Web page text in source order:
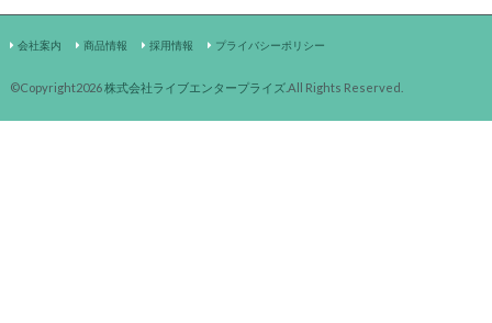
会社案内 商品情報 採用情報 プライバシーポリシー
©Copyright2026株式会社ライブエンタープライズ.All Rights Reserved.